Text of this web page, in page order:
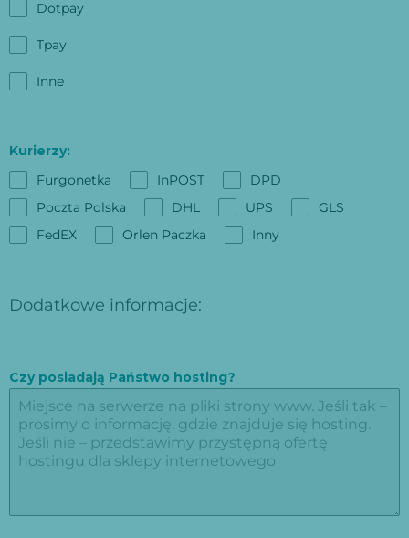
Dotpay
Tpay
Inne
Kurierzy:
Furgonetka
InPOST
DPD
Poczta Polska
DHL UPS
GLS
FedEX
Orlen Paczka Inny
Dodatkowe informacje:
Czy posiadają Państwo hosting?